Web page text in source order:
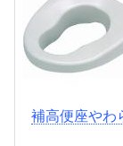
補高便座や